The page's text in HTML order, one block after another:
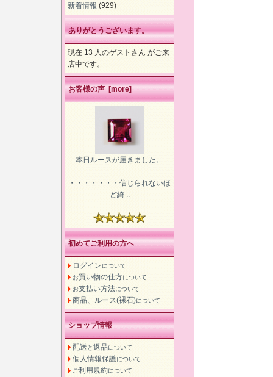
新着情報 (929)
ありがとうございます。
現在 13 人のゲストさん がご来
店中です。
お客様の声 [more]
本日ルースが届きました。
・・・・・・・信じられないほ
ど綺 ..
初めてご利用の方へ
ログインについて
お買い物の仕方について
お支払い方法について
商品、ルース(裸石)について
ショップ情報
配送 と返品について
個人情報保護について
ご利用規約について